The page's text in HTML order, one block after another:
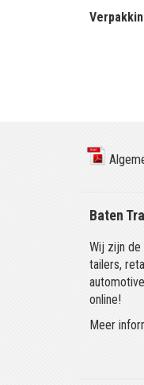
Baten
Wij zijn
tailers,
online!
Meer